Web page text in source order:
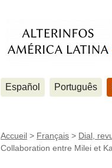
Español Português
Accueil > Français > Dial,
Collaboration entre Milei et